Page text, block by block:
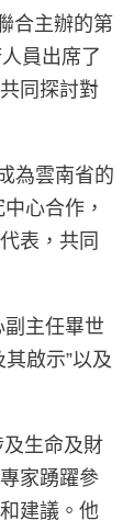
合主辦的第
員出席了
同探討對
為雲南省的
心合作，
表，共同
主任畢世
啟示”以及
生命及財
家踴躍參
建議。他